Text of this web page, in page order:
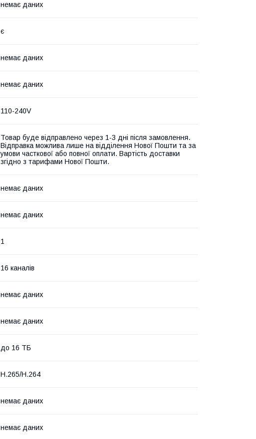
немає даних
є
немає даних
немає даних
110-240V
Товар буде відправлено через 1-3 дні після замовлення.
Відправка можлива лише на відділення Нової Пошти та за
умови часткової або повної оплати. Вартість доставки
згідно з тарифами Нової Пошти.
немає даних
немає даних
1
16 каналів
немає даних
немає даних
до 16 ТБ
H.265/H.264
немає даних
немає даних